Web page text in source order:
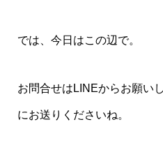
では、今日はこの辺で。
お問合せはLINEからお願い
にお送りくださいね。